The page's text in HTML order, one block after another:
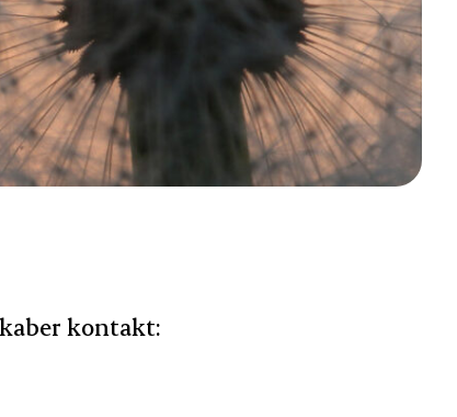
kontakt: